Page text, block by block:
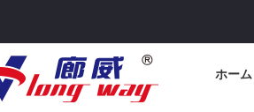
ホーム